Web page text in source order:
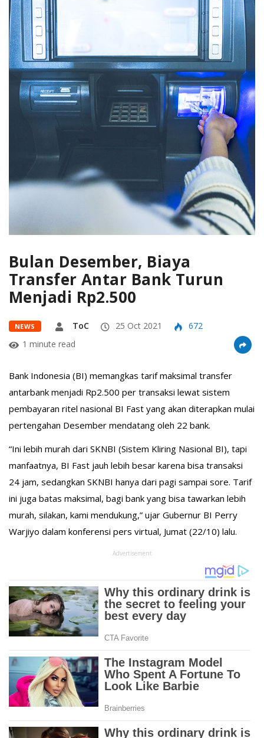
Bulan Desember, Biaya
Transfer Antar Bank Turun
Menjadi Rp2.500
NEWS ToC 25 Oct 2021
672
1 minute read
Bank Indonesia (BI) memangkas tarif maksimal transfer
antarbank menjadi Rp2.500 per transaksi lewat sistem
pembayaran ritel nasional BI Fast yang akan diterapkan mulai
pertengahan Desember mendatang oleh 22 bank.
“Ini lebih murah dari SKNBI (Sistem Kliring Nasional BI), tapi
manfaatnya, BI Fast jauh lebih besar karena bisa transaksi
24 jam, sedangkan SKNBI hanya dari pagi sampai sore. Tarif
ini juga batas maksimal, bagi bank yang bisa tawarkan lebih
murah, silakan, kami mendukung,” ujar Gubernur BI Perry
Warjiyo dalam konferensi pers virtual, Jumat (22/10) lalu.
Advertisement